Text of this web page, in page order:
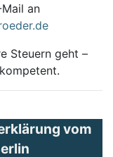
an
Steuern geht –
vom